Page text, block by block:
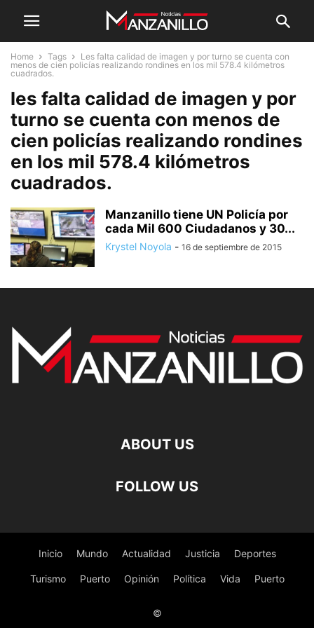
Home Tags
Les falta calidad de imagen y por turno se cuenta con
menos de cien policías realizando rondines en los mil 578.4 kilómetros
cuadrados.
les falta calidad de imagen y por
turno se cuenta con menos de
cien policías realizando rondines
en los mil 578.4 kilómetros
cuadrados.
Manzanillo tiene UN Policía por
cada Mil 600 Ciudadanos y 30...
Krystel Noyola - 16 de septiembre de 2015
ABOUT US
FOLLOW US
Inicio Mundo Actualidad Justicia Deportes
Turismo Puerto Opinión Política Vida Puerto
©